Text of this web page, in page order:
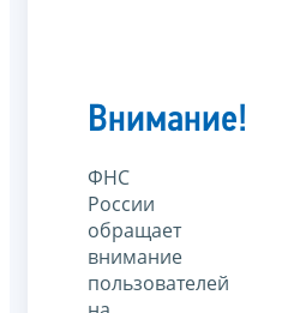
Внимание!
ФНС
России
обращает
внимание
пользователей